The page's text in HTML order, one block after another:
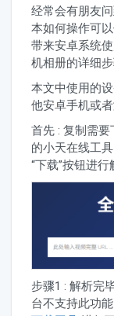
经常会有朋友
本如何操作可
带来安卓系统
机相册的详细步
本文中使用的
他安卓手机或
首先 : 复制需
的小天在线工
“下载”按钮进行
步骤1 : 解析完
台不支持此功